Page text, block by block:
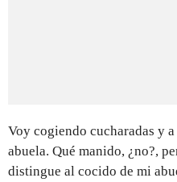
Voy cogiendo cucharadas y
abuela. Qué manido, ¿no?,
distingue al cocido de mi